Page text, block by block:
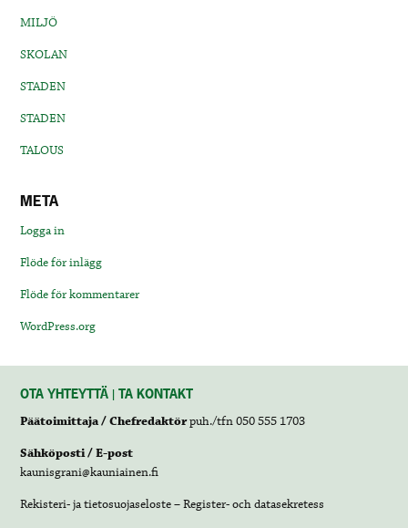
MILJÖ
SKOLAN
STADEN
STADEN
TALOUS
META
Logga in
Flöde för inlägg
Flöde för kommentarer
WordPress.org
OTA YHTEYTTÄ | TA KONTAKT
Päätoimittaja / Chefredaktörpuh./tfn 050 555 1703
Sähköposti / E-post
kaunisgrani@kauniainen.fi
Rekisteri- ja tietosuojaseloste – Register- och datasekretess